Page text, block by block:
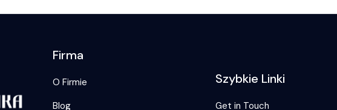
Firma
O Firmie
Blog
Szybkie Linki
Get in Touch